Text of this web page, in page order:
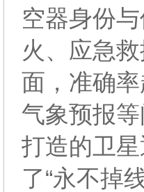
空器身份
火、应急
面，准确
气象预报
打造的卫
了“永不掉